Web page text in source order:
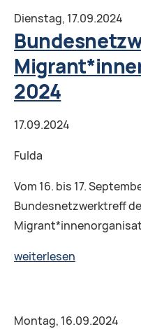
Projekts
ImPlural
Dienstag, 17.09.2024
2024
17.09.2024
Fulda
Vom 16. bis 17.
Bundesnetzwerktreff
weiterlesen
2024
Montag, 16.09.2024